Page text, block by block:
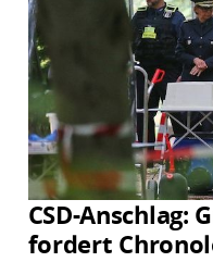
CSD-Anschlag:
fordert